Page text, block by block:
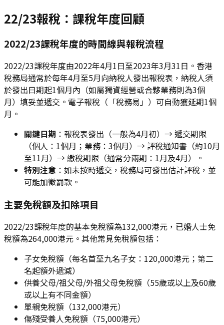
22/23報稅：課稅年度回顧
2022/23課稅年度的時間線與報稅流程
2022/23課稅年度由2022年4月1日至2023年3月31日。香港
稅務局通常於每年4月至5月向納稅人發出報稅表，納稅人須
於發出日期起1個月內（如屬獨資經營或合夥業務則為3個
月）填妥並遞交。電子報稅（「稅務易」）可自動獲延期1個
月。
關鍵日期 ：報稅表發出（一般為4月初）→ 遞交期限
（個人：1個月；業務：3個月）→ 評稅通知書（約10月
至11月）→ 繳稅期限（通常分兩期：1月及4月）。
特別注意 ：如未按時遞交，稅務局可發出估計評稅，並
可能加徵罰款。
主要免稅額及扣除項目
2022/23課稅年度的基本免稅額為132,000港元，已婚人士免
稅額為264,000港元。其他常見免稅額包括：
子女免稅額（每名首至九名子女：120,000港元；第二
名起額外遞減）
供養父母/祖父母/外祖父母免稅額（55歲或以上及60歲
或以上有不同金額）
單親免稅額（132,000港元）
傷殘受養人免稅額（75,000港元）